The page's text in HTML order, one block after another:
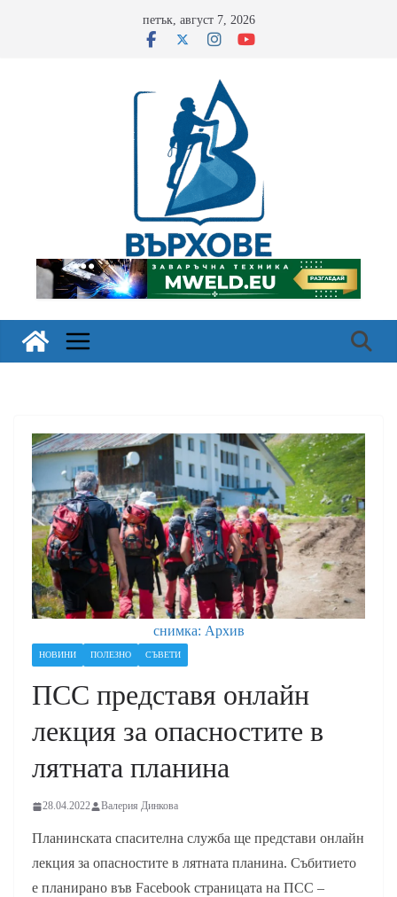
петък, август 7, 2026
снимка: Архив
НОВИНИ ПОЛЕЗНО СЪВЕТИ
ПСС представя онлайн
лекция за опасностите в
лятната планина
28.04.2022 Валерия Динкова
Планинската спасителна служба ще представи онлайн
лекция за опасностите в лятната планина. Събитието
е планирано във Facebook страницата на ПСС –